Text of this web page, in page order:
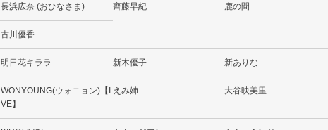
長浜広奈 (おひなさま) 齊藤早紀 鹿の間
古川優香
明日花キララ 新木優子 新ありな
WONYOUNG(ウォニョン)【I
VE】
えみ姉 大谷映美里